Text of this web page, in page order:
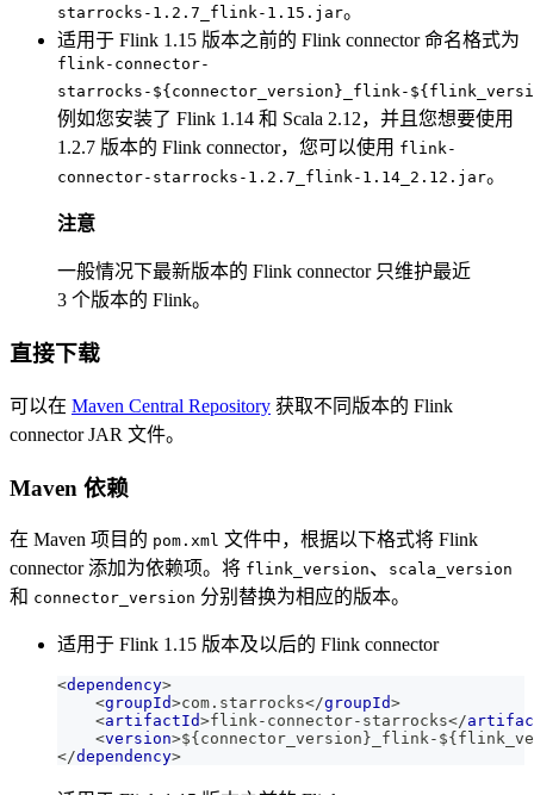
starrocks-1.2.7_flink-1.15.jar。
适用于 Flink 1.15 版本之前的 Flink connector 命名格式为
flink-connector-
starrocks-${connector_version}_flink-
例如您安装了 Flink 1.14 和 Scala 2.12，并且您想要使用
1.2.7 版本的 Flink connector，您可以使用 flink-
connector-starrocks-1.2.7_flink-1.14_2.12.jar。
注意
一般情况下最新版本的 Flink connector 只维护最近
3 个版本的 Flink。
直接下载
可以在 Maven Central Repository 获取不同版本的 Flink
connector JAR 文件。
Maven 依赖
在 Maven 项目的 pom.xml 文件中，根据以下格式将 Flink
connector 添加为依赖项。将 flink_version、 scala_version
和 connector_version 分别替换为相应的版本。
适用于 Flink 1.15 版本及以后的 Flink connector
<dependency>
<groupId>com.starrocks</groupId>
<artifactId>flink-connector-starrocks</
<version>${connector_version}_flink-
</dependency>